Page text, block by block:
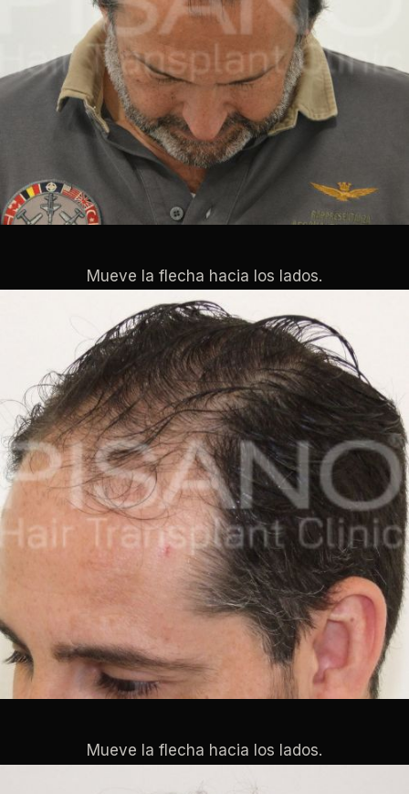
Mueve la flecha hacia los lados.
Mueve la flecha hacia los lados.